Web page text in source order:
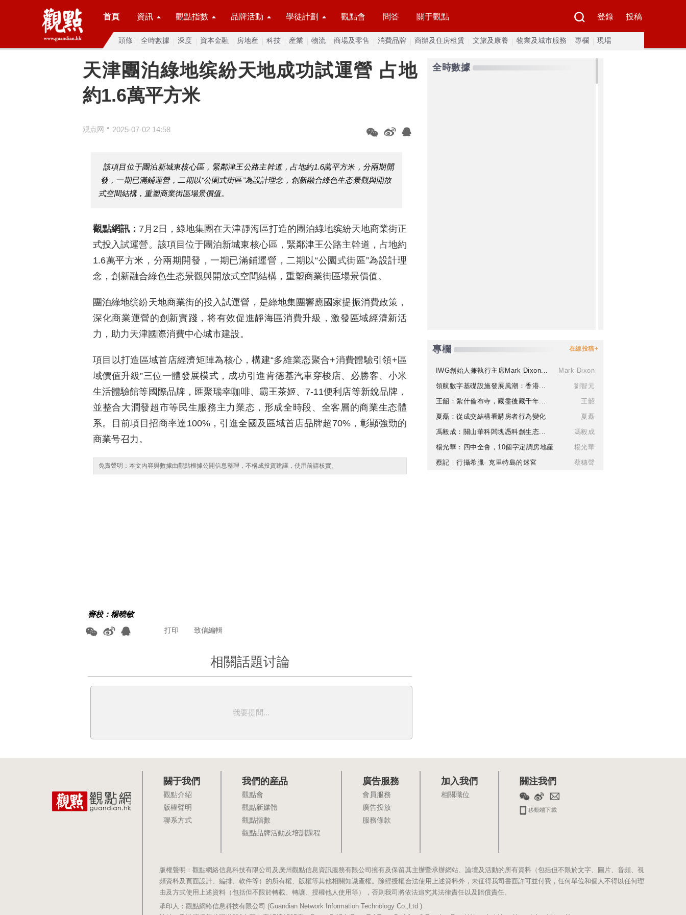
首頁 資訊 觀點指數 品牌活動 學徒計劃 觀點會 問答 關于觀點 登錄 投稿
頭條 全時數據 深度 資本金融 房地産 科技 産業 物流 商場及零售 消費品牌 商辦及住房租賃 文旅及康養 物業及城市服務 專欄 現場
天津團泊綠地缤紛天地成功試運營 占地
約1.6萬平方米
观点网 • 2025-07-02 14:58
該項目位于團泊新城東核心區，緊鄰津王公路主幹道，占地約1.6萬平方米，分兩期開
發，一期已滿鋪運營，二期以“公園式街區”為設計理念，創新融合綠色生态景觀與開放
式空間結構，重塑商業街區場景價值。
觀點網訊： 7月2日，綠地集團在天津靜海區打造的團泊綠地缤紛天地商業街正
式投入試運營。該項目位于團泊新城東核心區，緊鄰津王公路主幹道，占地約
1.6萬平方米，分兩期開發，一期已滿鋪運營，二期以“公園式街區”為設計理
念，創新融合綠色生态景觀與開放式空間結構，重塑商業街區場景價值。
團泊綠地缤紛天地商業街的投入試運營，是綠地集團響應國家提振消費政策，
深化商業運營的創新實踐，将有效促進靜海區消費升級，激發區域經濟新活
力，助力天津國際消費中心城市建設。
項目以打造區域首店經濟矩陣為核心，構建“多維業态聚合+消費體驗引領+區
域價值升級”三位一體發展模式，成功引進肯德基汽車穿梭店、必勝客、小米
生活體驗館等國際品牌，匯聚瑞幸咖啡、霸王茶姬、7-11便利店等新銳品牌，
並整合大潤發超市等民生服務主力業态，形成全時段、全客層的商業生态體
系。目前項目招商率達100%，引進全國及區域首店品牌超70%，彰顯強勁的
商業号召力。
免責聲明：本文内容與數據由觀點根據公開信息整理，不構成投資建議，使用前請核實。
審校：楊曉敏
致信編輯
打印
相關話題讨論
我要提問...
全時數據
專欄 在線投稿+
IWG創始人兼執行主席Mark Dixon...
Mark Dixon
領航數字基礎設施發展風潮：香港...
劉智元
王韶：紮什倫布寺，藏盡後藏千年...
王韶
夏磊：從成交結構看購房者行為變化
夏磊
馮毅成：關山華科闆塊憑科創生态...
馮毅成
楊光華：四中全會，10個字定調房地産
楊光華
蔡記｜行攝希臘· 克里特島的迷宮
蔡穗聲
關于我們
觀點介紹
版權聲明
聯系方式
我們的産品
觀點會
觀點新媒體
觀點指數
觀點品牌活動及培訓課程
廣告服務
會員服務
廣告投放
服務條款
加入我們
相關職位
關注我們
移動端下載
版權聲明：觀點網絡信息科技有限公司及廣州觀點信息資訊服務有限公司擁有及保留其主辦暨承辦網站、論壇及活動的所有資料（包括但不限於文字、圖片、音頻、視
頻資料及頁面設計、編排、軟件等）的所有權、版權等其他相關知識產權。除經授權合法使用上述資料外，未征得我司書面許可並付費，任何單位和個人不得以任何理
由及方式使用上述資料（包括但不限於轉載、轉讓、授權他人使用等），否則我司將依法追究其法律責任以及賠償責任。
承印人：觀點網絡信息科技有限公司 (Guandian Network Information Technology Co.,Ltd.)